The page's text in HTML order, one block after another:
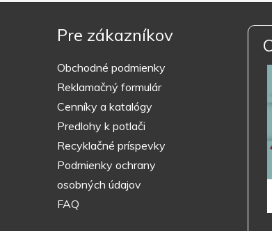
Pre zákazníkov
Obchodné podmienky
Reklamačný formulár
Cenníky a katalógy
Predlohy k potlači
Recyklačné príspevky
Podmienky ochrany
osobných údajov
FAQ